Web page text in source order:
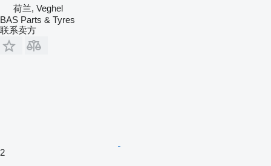
荷兰, Veghel
BAS Parts & Tyres
联系卖方
2